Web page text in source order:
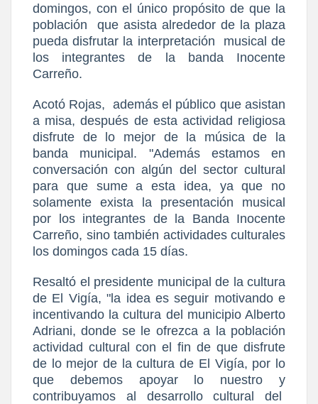
domingos, con el único propósito de que la
población
que asista alrededor de la plaza
pueda disfrutar la interpretación
musical de
los integrantes de la banda Inocente
Carreño.
Acotó Rojas, además el público que asistan
a misa, después de esta actividad religiosa
disfrute de lo mejor de la música de la
banda municipal. "Además estamos en
conversación con algún del sector cultural
para que sume a esta idea, ya que no
solamente exista la presentación musical
por los integrantes de la Banda Inocente
Carreño, sino también actividades culturales
los domingos cada 15 días.
Resaltó el presidente municipal de la cultura
de El Vigía, "la idea es seguir motivando e
incentivando la cultura del municipio Alberto
Adriani, donde se le ofrezca a la población
actividad cultural con el fin de que disfrute
de lo mejor de la cultura de El Vigía, por lo
que debemos apoyar lo nuestro y
contribuyamos al desarrollo cultural del